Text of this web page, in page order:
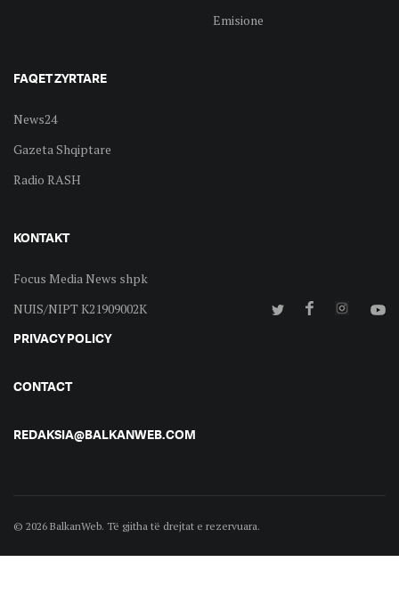
Emisione
FAQET ZYRTARE
News24
Gazeta Shqiptare
Radio RASH
KONTAKT
Focus Media News shpk
NUIS/NIPT K21909002K
PRIVACY POLICY
CONTACT
REDAKSIA@BALKANWEB.COM
© 2026 BalkanWeb. Të gjitha të drejtat e rezervuara.